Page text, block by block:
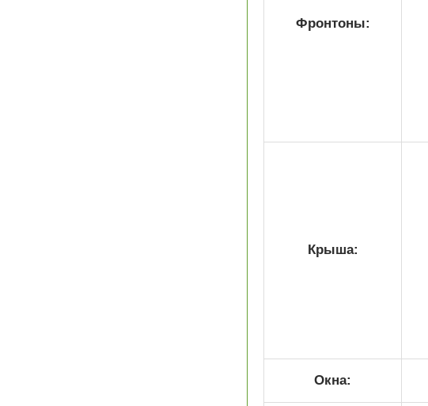
Фронтоны:
Крыша:
Окна: